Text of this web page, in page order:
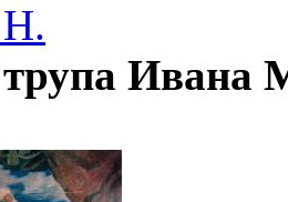
Н.
Ивана